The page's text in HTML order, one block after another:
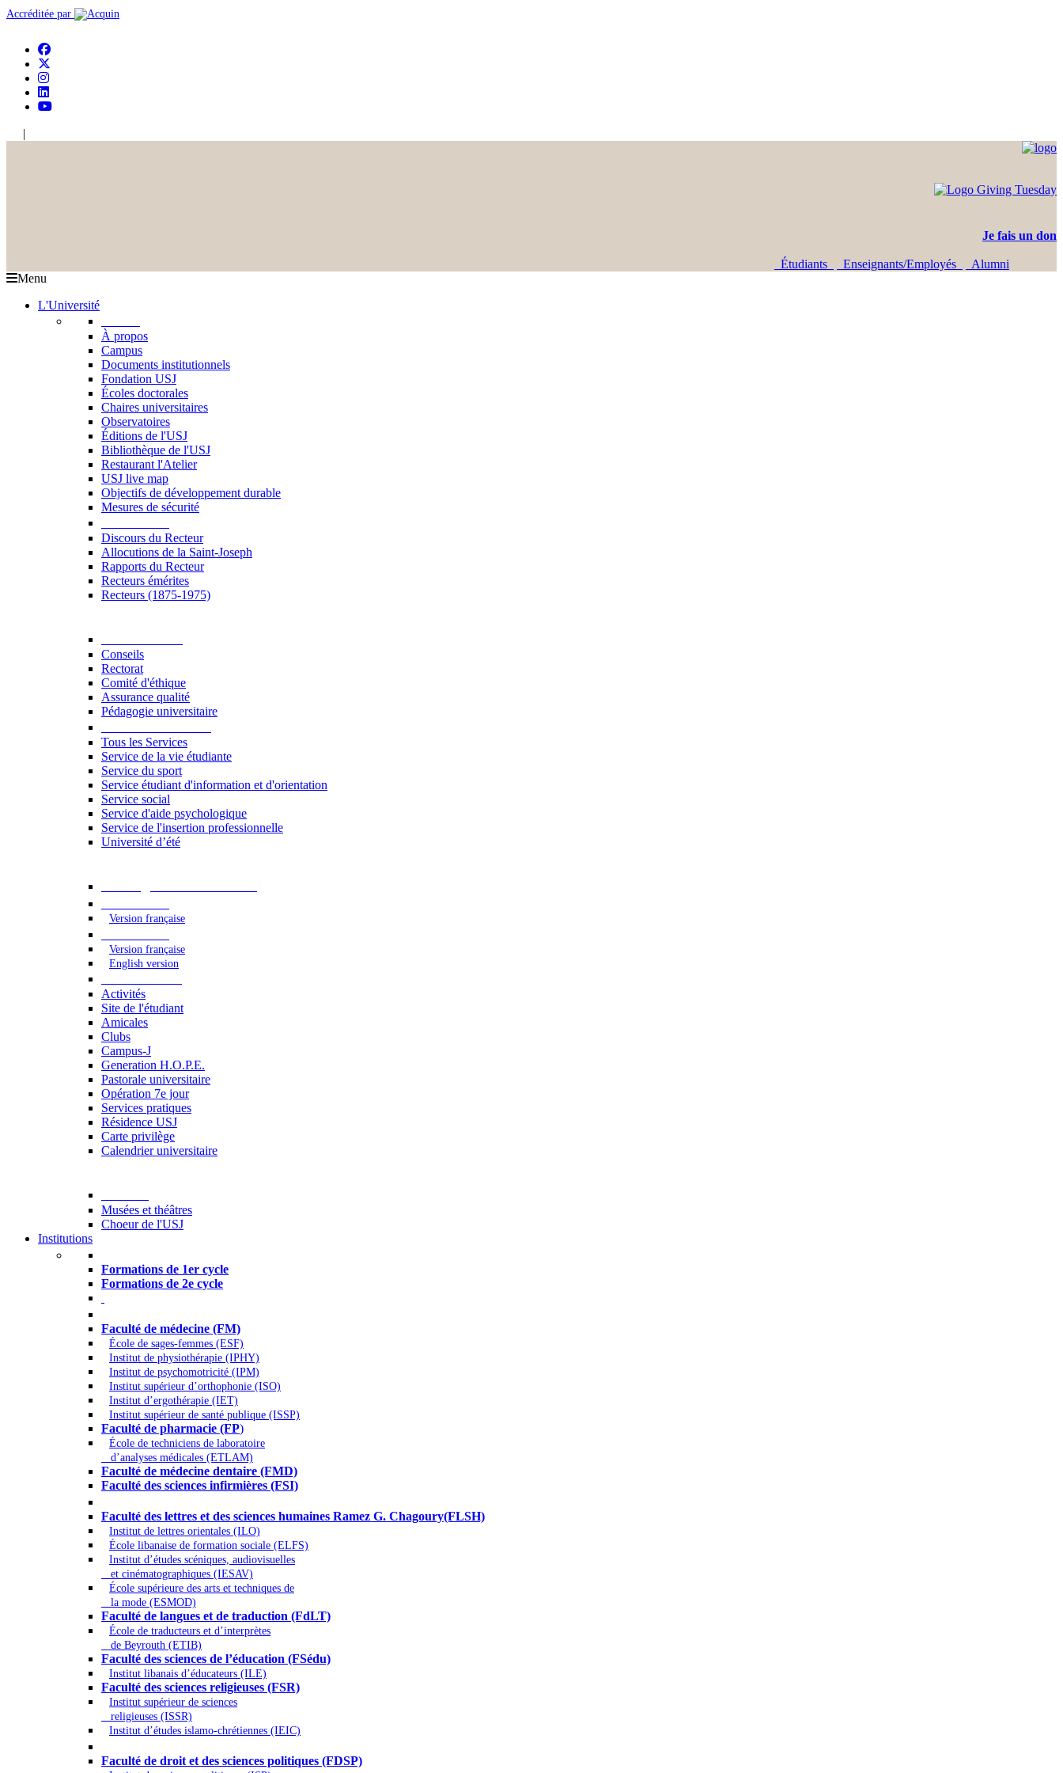
Accréditée par
|
Je fais un don
Étudiants Enseignants/Employés
Alumni
Menu
L'Université
À propos
Campus
Documents institutionnels
Fondation USJ
Écoles doctorales
Chaires universitaires
Observatoires
Éditions de l'USJ
Bibliothèque de l'USJ
Restaurant l'Atelier
USJ live map
Objectifs de développement durable
Mesures de sécurité
Discours du Recteur
Allocutions de la Saint-Joseph
Rapports du Recteur
Recteurs émérites
Recteurs (1875-1975)
Conseils
Rectorat
Comité d'éthique
Assurance qualité
Pédagogie universitaire
Tous les Services
Service de la vie étudiante
Service du sport
Service étudiant d'information et d'orientation
Service social
Service d'aide psychologique
Service de l'insertion professionnelle
Université d’été
Version française
Version française
English version
Activités
Site de l'étudiant
Amicales
Clubs
Campus-J
Generation H.O.P.E.
Pastorale universitaire
Opération 7e jour
Services pratiques
Résidence USJ
Carte privilège
Calendrier universitaire
Musées et théâtres
Choeur de l'USJ
Institutions
Formations de 1er cycle
Formations de 2e cycle
Faculté de médecine (FM)
École de sages-femmes (ESF)
Institut de physiothérapie (IPHY)
Institut de psychomotricité (IPM)
Institut supérieur d’orthophonie (ISO)
Institut d’ergothérapie (IET)
Institut supérieur de santé publique (ISSP)
Faculté de pharmacie (FP)
École de techniciens de laboratoire
d’analyses médicales (ETLAM)
Faculté de médecine dentaire (FMD)
Faculté des sciences infirmières (FSI)
Faculté des lettres et des sciences humaines Ramez G. Chagoury(FLSH)
Institut de lettres orientales (ILO)
École libanaise de formation sociale (ELFS)
Institut d’études scéniques, audiovisuelles
et cinématographiques (IESAV)
École supérieure des arts et techniques de
la mode (ESMOD)
Faculté de langues et de traduction (FdLT)
École de traducteurs et d’interprètes
de Beyrouth (ETIB)
Faculté des sciences de l’éducation (FSédu)
Institut libanais d’éducateurs (ILE)
Faculté des sciences religieuses (FSR)
Institut supérieur de sciences
religieuses (ISSR)
Institut d’études islamo-chrétiennes (IEIC)
Faculté de droit et des sciences politiques (FDSP)